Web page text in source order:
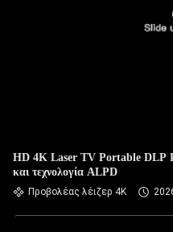
HD 4K Laser TV Portable DLP
και τεχνολογία ALPD
Προβολέας λέιζερ 4K